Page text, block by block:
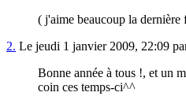
( j'aime beaucoup la
2. Le jeudi 1 janvier 2009, 22:09
Bonne année à tous !, et un
coin ces temps-ci^^